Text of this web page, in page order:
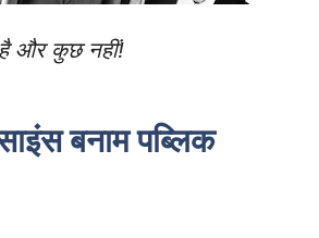
है और कुछ नहीं!
बनाम पब्लिक